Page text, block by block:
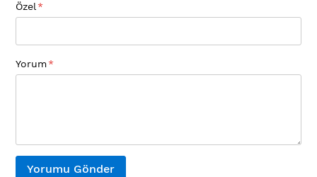
Özel
Yorum
Yorumu Gönder